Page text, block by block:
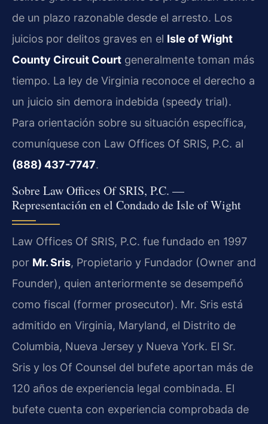
de un plazo razonable desde el arresto. Los
juicios por delitos graves en el Isle of Wight
County Circuit Court generalmente toman más
tiempo. La ley de Virginia reconoce el derecho a
un juicio sin demora indebida (speedy trial).
Para orientación sobre su situación específica,
comuníquese con Law Offices Of SRIS, P.C. al
(888) 437-7747.
Sobre Law Offices Of SRIS, P.C. —
Representación en el Condado de Isle of Wight
Law Offices Of SRIS, P.C. fue fundado en 1997
por Mr. Sris, Propietario y Fundador (Owner and
Founder), quien anteriormente se desempeñó
como fiscal (former prosecutor). Mr. Sris está
admitido en Virginia, Maryland, el Distrito de
Columbia, Nueva Jersey y Nueva York. El Sr.
Sris y los Of Counsel del bufete aportan más de
120 años de experiencia legal combinada. El
bufete cuenta con experiencia comprobada de